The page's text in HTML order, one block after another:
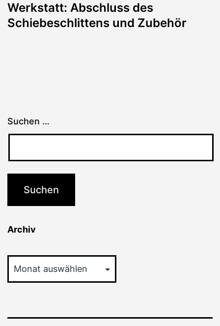
Werkstatt: Abschluss des
Schiebeschlittens und Zubehör
Suchen …
Archiv